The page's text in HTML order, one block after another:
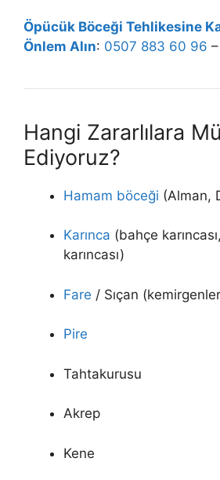
Öpücük Böceği Tehlikesine
Önlem Alın: 0507 883 60 96 –
Hangi Zararlılara
Ediyoruz?
Hamam böceği (Alman,
Karınca (bahçe
karıncası)
Fare / Sıçan
Pire
Tahtakurusu
Akrep
Kene